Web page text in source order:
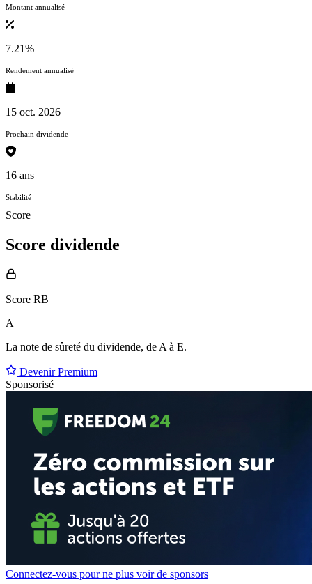
Montant annualisé
7.21%
Rendement annualisé
15 oct. 2026
Prochain dividende
16 ans
Stabilité
Score
Score dividende
Score RB
A
La note de sûreté du dividende, de A à E.
Devenir Premium
Sponsorisé
Connectez-vous pour ne plus voir de sponsors